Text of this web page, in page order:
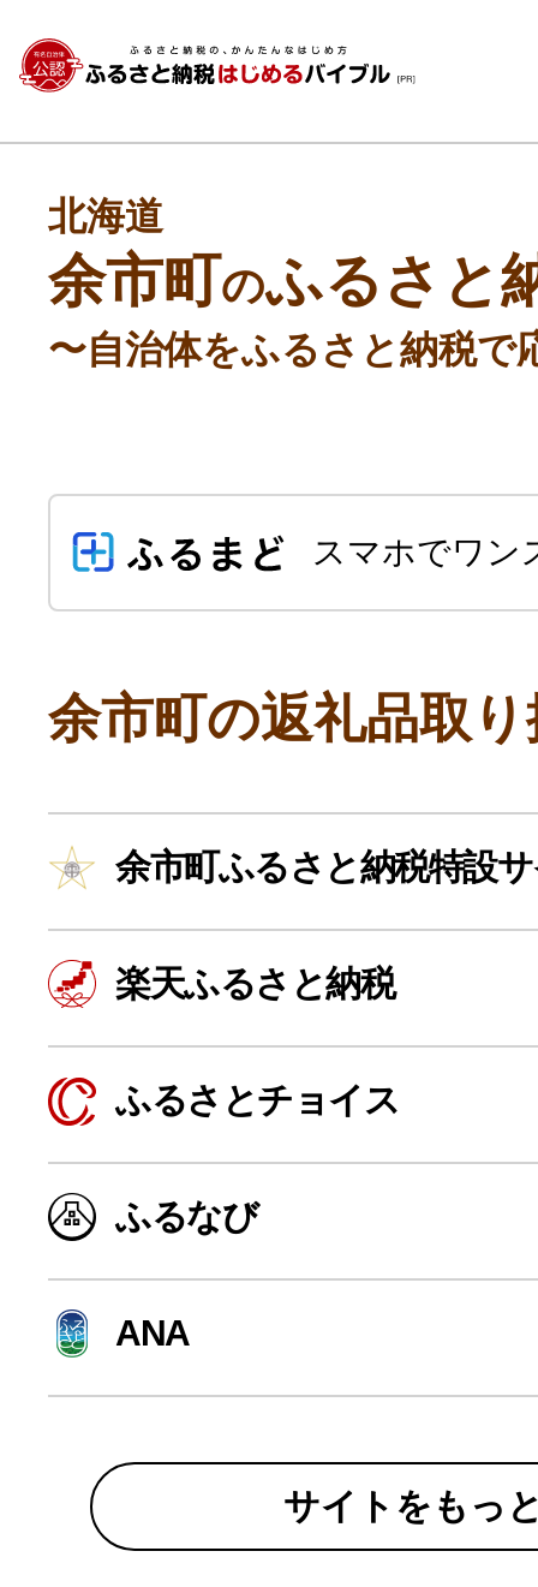
よく見られている返礼品
ふるさと納税徹底比較
寄付上限額シミュレーション
給与所得者版
副業・パラレルワーカー
個人事業・フリーランス
北海道
余市町のふるさと
〜自治体をふるさと納税で
スマホでワン
余市町の返礼品取
余市町ふるさと納税特設
楽天ふるさと納税
ふるさとチョイス
ふるなび
ANA
サイトをもっ